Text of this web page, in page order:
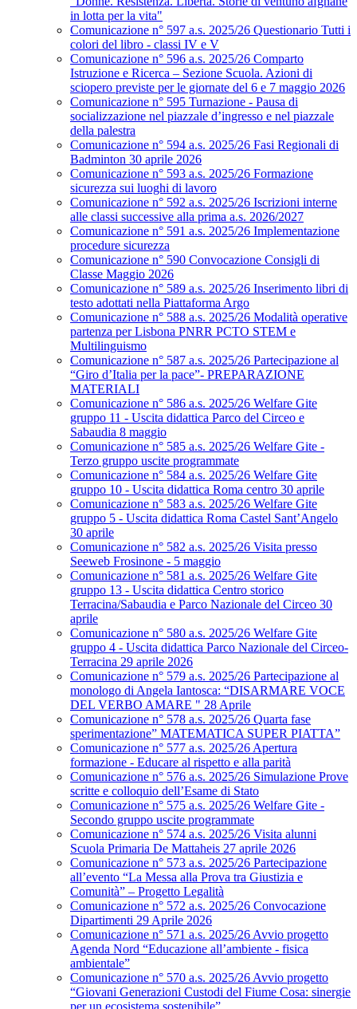
in lotta per la vita"
Comunicazione n° 597 a.s. 2025/26 Questionario Tutti i
colori del libro - classi IV e V
Comunicazione n° 596 a.s. 2025/26 Comparto
Istruzione e Ricerca – Sezione Scuola. Azioni di
sciopero previste per le giornate del 6 e 7 maggio 2026
Comunicazione n° 595 Turnazione - Pausa di
socializzazione nel piazzale d’ingresso e nel piazzale
della palestra
Comunicazione n° 594 a.s. 2025/26 Fasi Regionali di
Badminton 30 aprile 2026
Comunicazione n° 593 a.s. 2025/26 Formazione
sicurezza sui luoghi di lavoro
Comunicazione n° 592 a.s. 2025/26 Iscrizioni interne
alle classi successive alla prima a.s. 2026/2027
Comunicazione n° 591 a.s. 2025/26 Implementazione
procedure sicurezza
Comunicazione n° 590 Convocazione Consigli di
Classe Maggio 2026
Comunicazione n° 589 a.s. 2025/26 Inserimento libri di
testo adottati nella Piattaforma Argo
Comunicazione n° 588 a.s. 2025/26 Modalità operative
partenza per Lisbona PNRR PCTO STEM e
Multilinguismo
Comunicazione n° 587 a.s. 2025/26 Partecipazione al
“Giro d’Italia per la pace”- PREPARAZIONE
MATERIALI
Comunicazione n° 586 a.s. 2025/26 Welfare Gite
gruppo 11 - Uscita didattica Parco del Circeo e
Sabaudia 8 maggio
Comunicazione n° 585 a.s. 2025/26 Welfare Gite -
Terzo gruppo uscite programmate
Comunicazione n° 584 a.s. 2025/26 Welfare Gite
gruppo 10 - Uscita didattica Roma centro 30 aprile
Comunicazione n° 583 a.s. 2025/26 Welfare Gite
gruppo 5 - Uscita didattica Roma Castel Sant’Angelo
30 aprile
Comunicazione n° 582 a.s. 2025/26 Visita presso
Seeweb Frosinone - 5 maggio
Comunicazione n° 581 a.s. 2025/26 Welfare Gite
gruppo 13 - Uscita didattica Centro storico
Terracina/Sabaudia e Parco Nazionale del Circeo 30
aprile
Comunicazione n° 580 a.s. 2025/26 Welfare Gite
gruppo 4 - Uscita didattica Parco Nazionale del Circeo-
Terracina 29 aprile 2026
Comunicazione n° 579 a.s. 2025/26 Partecipazione al
monologo di Angela Iantosca: “DISARMARE VOCE
DEL VERBO AMARE " 28 Aprile
Comunicazione n° 578 a.s. 2025/26 Quarta fase
sperimentazione” MATEMATICA SUPER PIATTA”
Comunicazione n° 577 a.s. 2025/26 Apertura
formazione - Educare al rispetto e alla parità
Comunicazione n° 576 a.s. 2025/26 Simulazione Prove
scritte e colloquio dell’Esame di Stato
Comunicazione n° 575 a.s. 2025/26 Welfare Gite -
Secondo gruppo uscite programmate
Comunicazione n° 574 a.s. 2025/26 Visita alunni
Scuola Primaria De Mattaheis 27 aprile 2026
Comunicazione n° 573 a.s. 2025/26 Partecipazione
all’evento “La Messa alla Prova tra Giustizia e
Comunità” – Progetto Legalità
Comunicazione n° 572 a.s. 2025/26 Convocazione
Dipartimenti 29 Aprile 2026
Comunicazione n° 571 a.s. 2025/26 Avvio progetto
Agenda Nord “Educazione all’ambiente - fisica
ambientale”
Comunicazione n° 570 a.s. 2025/26 Avvio progetto
“Giovani Generazioni Custodi del Fiume Cosa: sinergie